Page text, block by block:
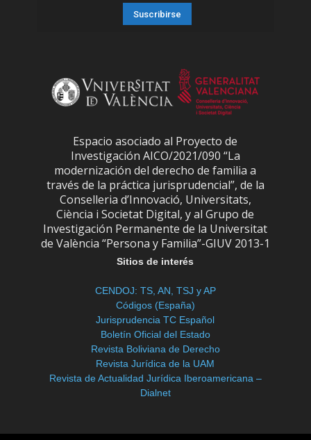
Espacio asociado al Proyecto de
Investigación AICO/2021/090 “La
modernización del derecho de familia a
través de la práctica jurisprudencial”, de la
Conselleria d’Innovació, Universitats,
Ciència i Societat Digital, y al Grupo de
Investigación Permanente de la Universitat
de València “Persona y Familia”-GIUV 2013-1
Sitios de interés
CENDOJ: TS, AN, TSJ y AP
Códigos (España)
Jurisprudencia TC Español
Boletín Oficial del Estado
Revista Boliviana de Derecho
Revista Jurídica de la UAM
Revista de Actualidad Jurídica Iberoamericana –
Dialnet